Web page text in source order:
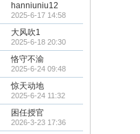
hanniuniu12
2025-6-17 14:58
大风吹1
2025-6-18 20:30
恪守不渝
2025-6-24 09:48
惊天动地
2025-6-24 11:32
困任授官
2026-3-23 17:36